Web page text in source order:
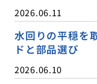
2026.06.11
水回りの平穏を
ドと部品選び
2026.06.10